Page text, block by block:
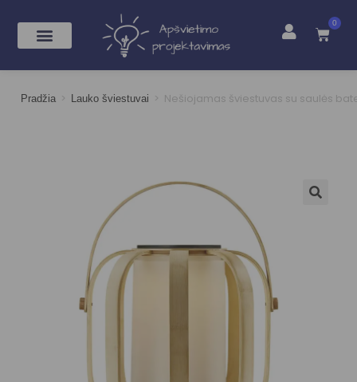
0
Pradžia > Lauko šviestuvai > Nešiojamas šviestuvas su saulės